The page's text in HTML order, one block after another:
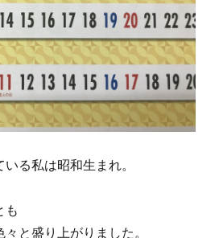
る私は昭和生まれ。
も
と盛り上がりました。